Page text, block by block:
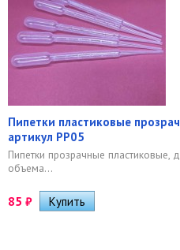
Пипетки пластиковые
артикул PP05
Пипетки прозрачные
объема...
85 ₽